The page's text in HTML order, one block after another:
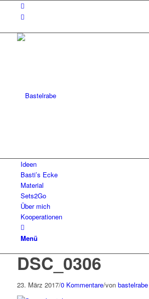
Ideen
Basti’s Ecke
Material
Sets2Go
Über mich
Kooperationen
Menü
DSC_0306
23. März 2017/0 Kommentare/von bastelrabe